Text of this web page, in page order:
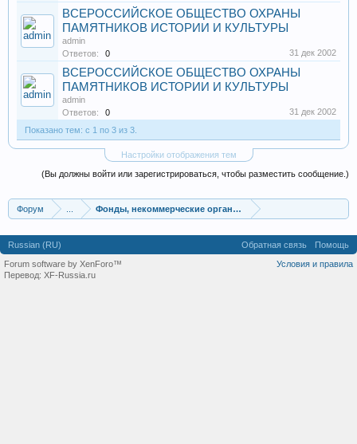
ВСЕРОССИЙСКОЕ ОБЩЕСТВО ОХРАНЫ
ПАМЯТНИКОВ ИСТОРИИ И КУЛЬТУРЫ
admin
Ответов:
0 31 дек 2002
ВСЕРОССИЙСКОЕ ОБЩЕСТВО ОХРАНЫ
ПАМЯТНИКОВ ИСТОРИИ И КУЛЬТУРЫ
admin
Ответов:
0
31 дек 2002
Показано тем: с 1 по 3 из 3.
Настройки отображения тем
(Вы должны войти или зарегистрироваться, чтобы разместить сообщение.)
Форум Фонды, некоммерческие организации
Russian (RU) Обратная связь
Помощь
Условия и правила
Forum software by XenForo™
Перевод: XF-Russia.ru